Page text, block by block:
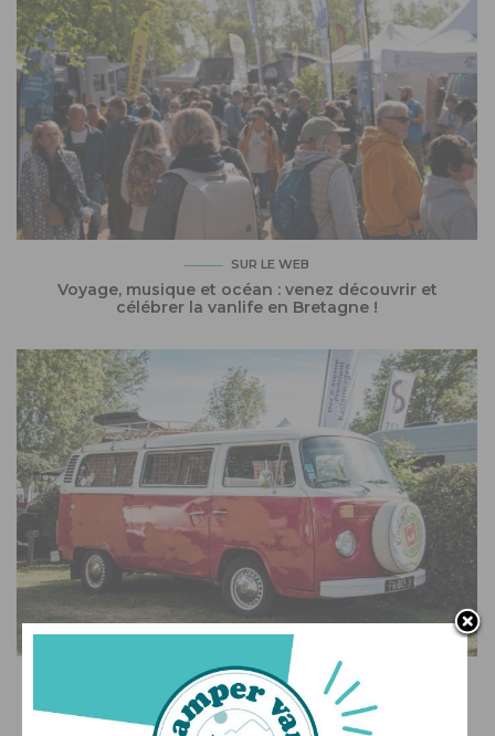
SUR LE WEB
Voyage, musique et océan : venez découvrir et
célébrer la vanlife en Bretagne !
SUR LE WEB
Camper Van Week-End : l’événement 100% vans et
fourgons aménagés